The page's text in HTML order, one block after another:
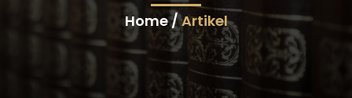
Home /Artikel